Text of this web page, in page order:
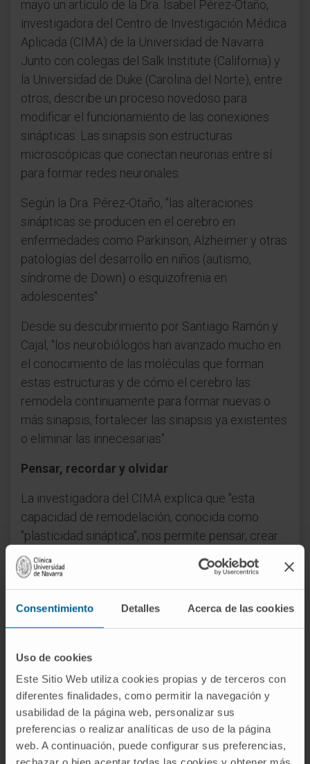
Consentimiento Detalles Acerca de las cookies
Uso de cookies
Este Sitio Web utiliza cookies propias y de terceros con
diferentes finalidades, como permitir la navegación y
usabilidad de la página web, personalizar sus
preferencias o realizar analíticas de uso de la página
web. A continuación, puede configurar sus preferencias,
mayo un artículo de la Dra. Isabel Pérez-Otaño,
investigadora del Centro de Investigación Médica
Aplicada (CIMA) de la Universidad de Navarra.
Junto con colegas del Salk Institute (California) y
la Universidad de Duke (Carolina del Norte), entre
otros, describe un proceso novedoso para
modificar el funcionamiento de las conexiones
sinápticas. Las sinapsis son estructuras
microscópicas que conectan neuronas entre sí
para formar redes neuronales.
Según la Dra. Pérez-Otaño, "las alteraciones
sinápticas se producen en el cerebro en
enfermedades como Parkinson, Alzheimer y otras
patologías del desarrollo en niños (autismo,
síndrome de Down) o esquizofrenia en
adolescentes".
Desde su descubrimiento por Santiago Ramón y
Cajal, "los neurobiólogos han avanzado mucho en
el conocimiento de las moléculas que forman
estas estructuras y de cómo el cerebro las
remodela continuamente para formar nuevas o
más sinapsis, fortalecer las sinapsis ya existentes
o eliminar las innecesarias".
Pensar, recordar y olvidar
La investigadora del CIMA explica que "esta
capacidad de remodelación, conocida como
"plasticidad sináptica", nos permite pensar, crear
nuevas memorias u olvidar detalles
insignificantes. Si el proceso de remodelación no
funciona correctamente, nuestro cerebro
empieza a fallar".
el grupo de científicos muestra cómo "este
proceso se encarga de la eliminación precisa de
sólo algunos componentes de la sinapsis, los
receptores NMDA, moléculas que codifican la
información almacenada durante el desarrollo del
cerebro o en procesos de aprendizaje y memoria,